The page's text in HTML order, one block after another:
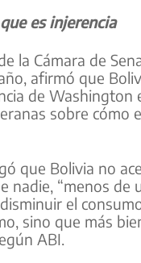
es injerencia
la Cámara de
afirmó que
de Washington
sobre cómo
que Bolivia no
nadie, “menos de
el
sino que más
ABI.